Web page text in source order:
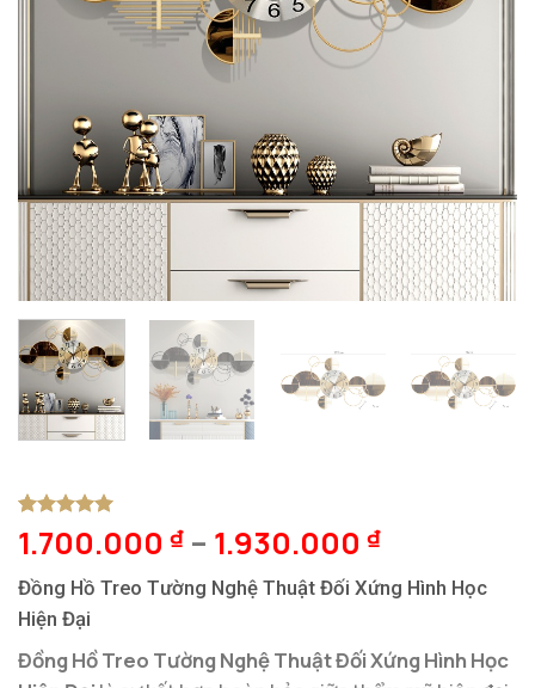
5trên 5
dựa trên
1
1.700.000 ₫ – 1.930.000 ₫
Đồng Hồ Treo Tường Nghệ Thuật Đối Xứng Hình Học
Hiện Đại
Đồng Hồ Treo Tường Nghệ Thuật Đối Xứng Hình Học